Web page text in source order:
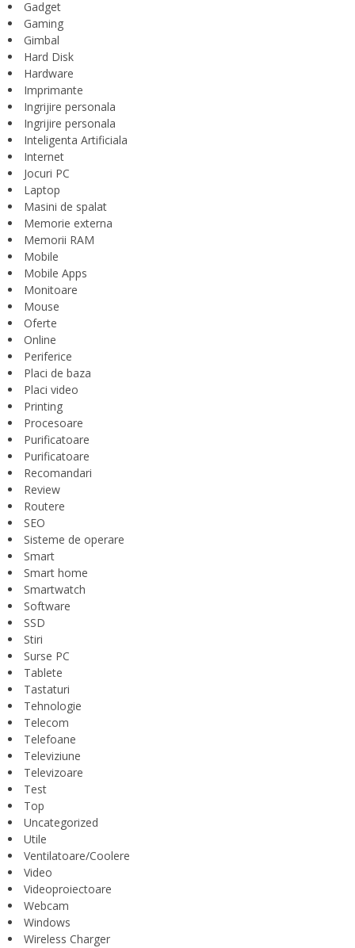
Gadget
Gaming
Gimbal
Hard Disk
Hardware
Imprimante
Ingrijire personala
Ingrijire personala
Inteligenta Artificiala
Internet
Jocuri PC
Laptop
Masini de spalat
Memorie externa
Memorii RAM
Mobile
Mobile Apps
Monitoare
Mouse
Oferte
Online
Periferice
Placi de baza
Placi video
Printing
Procesoare
Purificatoare
Purificatoare
Recomandari
Review
Routere
SEO
Sisteme de operare
Smart
Smart home
Smartwatch
Software
SSD
Stiri
Surse PC
Tablete
Tastaturi
Tehnologie
Telecom
Telefoane
Televiziune
Televizoare
Test
Top
Uncategorized
Utile
Ventilatoare/Coolere
Video
Videoproiectoare
Webcam
Windows
Wireless Charger